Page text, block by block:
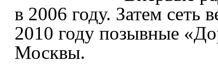
в 2006 году. Затем сеть
2010 году позывные
Москвы.